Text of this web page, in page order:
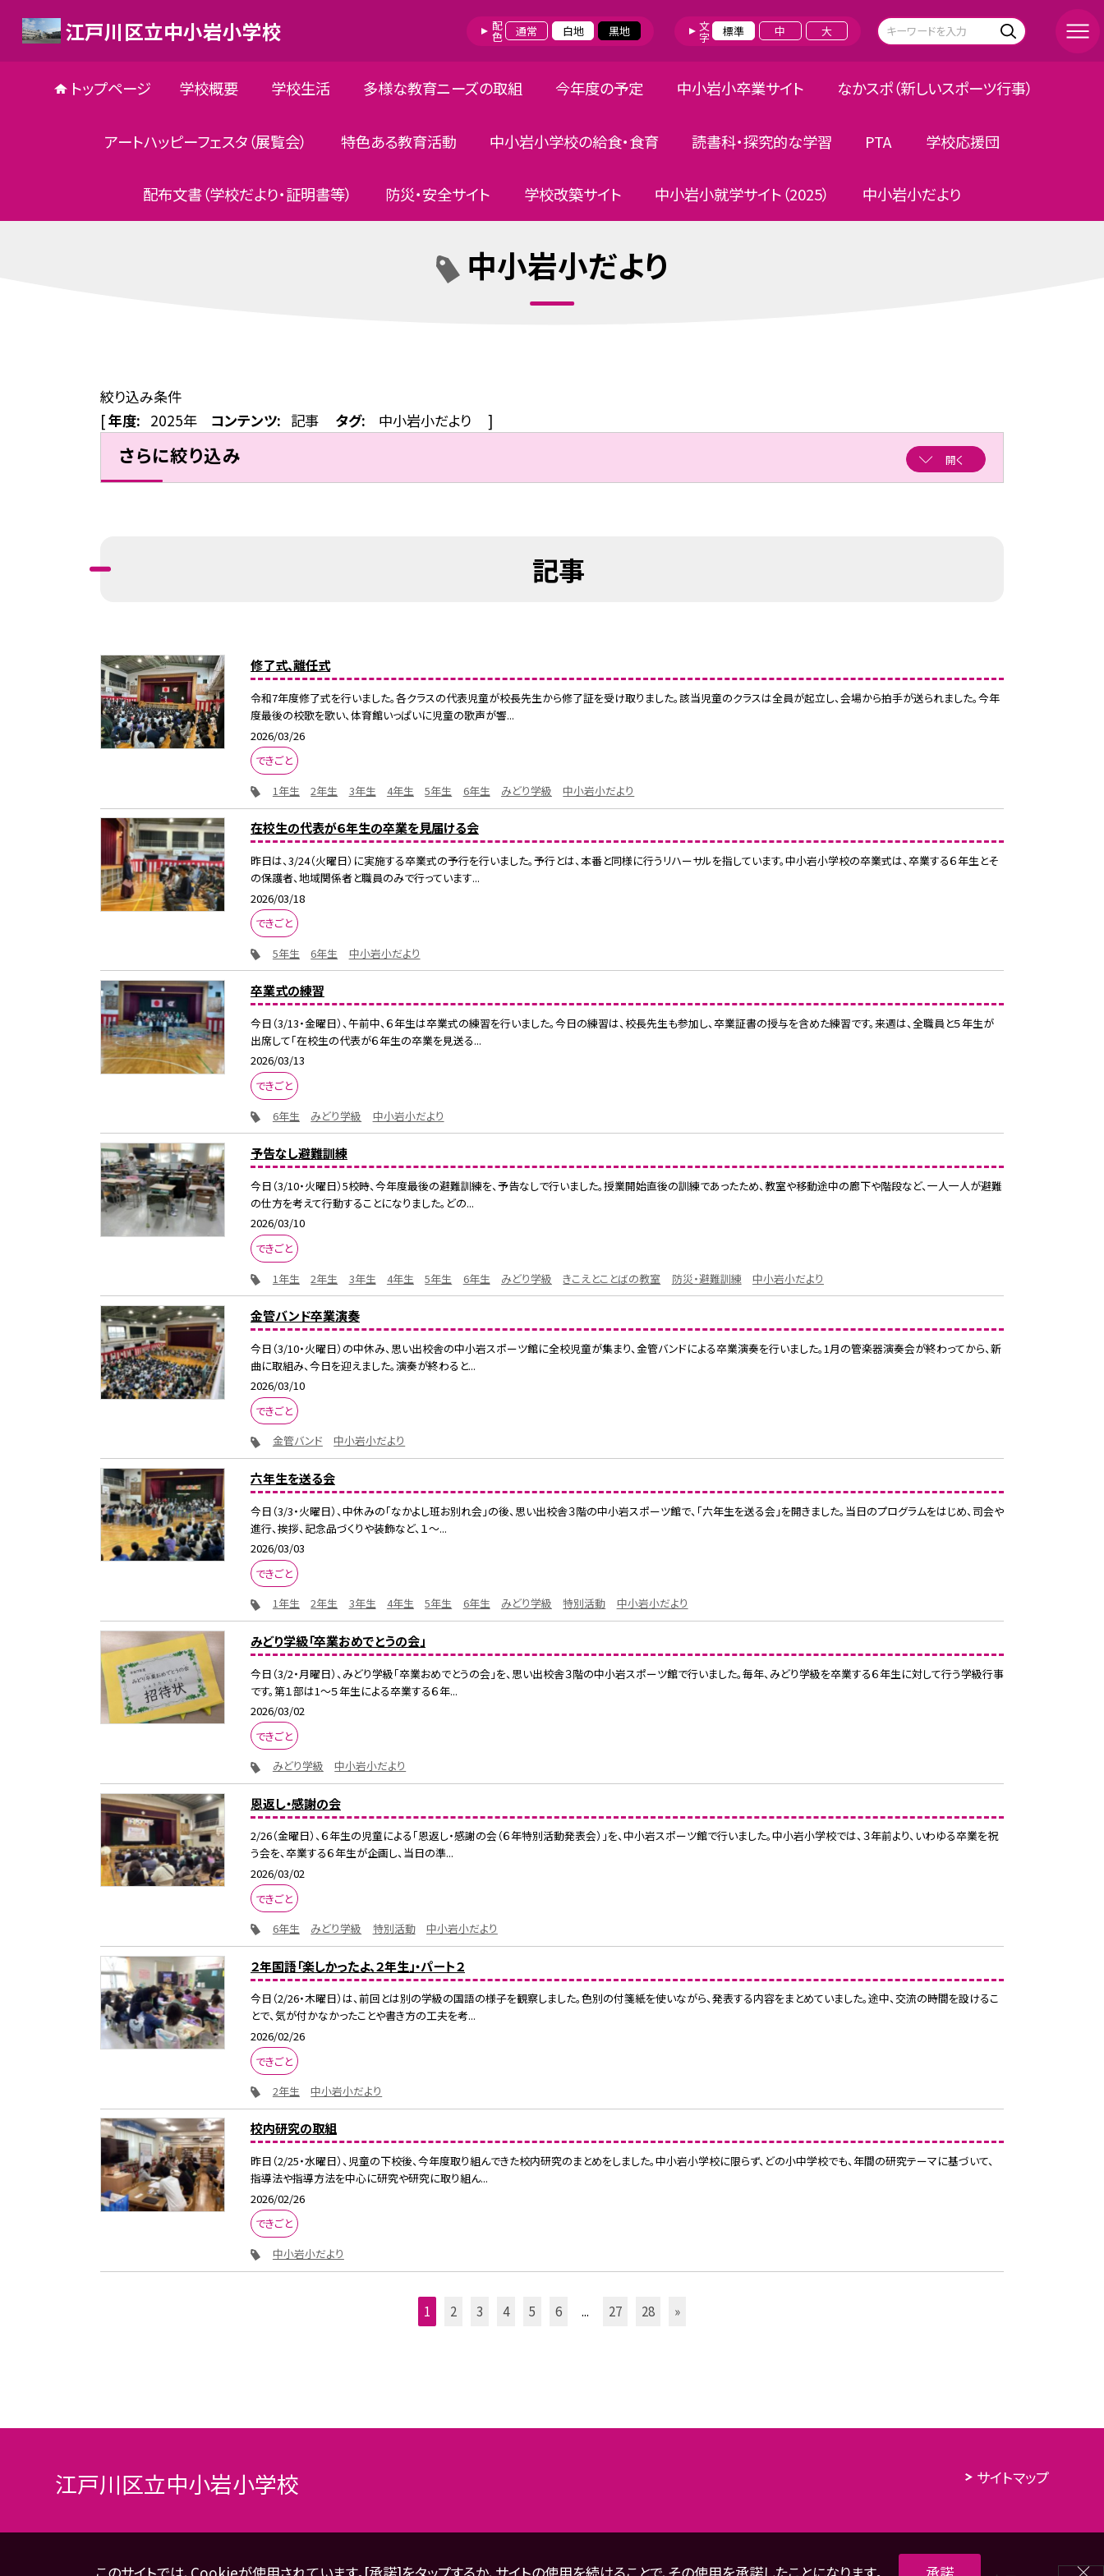
江戸川区立中小岩小学校 配色 通常 白地 黒地 文字 標準 中 大
トップページ 学校概要 学校生活 多様な教育ニーズの取組 今年度の予定 中小岩小卒業サイト なかスポ（新しいスポーツ行事）
アートハッピーフェスタ（展覧会） 特色ある教育活動 中小岩小学校の給食・食育 読書科・探究的な学習 PTA 学校応援団
配布文書（学校だより・証明書等） 防災・安全サイト 学校改築サイト 中小岩小就学サイト（2025） 中小岩小だより
中小岩小だより
絞り込み条件
[年度: 2025年 コンテンツ: 記事 タグ: 中小岩小だより ]
さらに絞り込み 開く
記事
修了式、離任式
令和7年度修了式を行いました。各クラスの代表児童が校長先生から修了証を受け取りました。該当児童のクラスは全員が起立し、会場から拍手が送られました。今年
度最後の校歌を歌い、体育館いっぱいに児童の歌声が響...
2026/03/26
できごと
1年生
2年生 3年生 4年生 5年生 6年生 みどり学級 中小岩小だより
在校生の代表が６年生の卒業を見届ける会
昨日は、3/24（火曜日）に実施する卒業式の予行を行いました。予行とは、本番と同様に行うリハーサルを指しています。中小岩小学校の卒業式は、卒業する６年生とそ
の保護者、地域関係者と職員のみで行っています...
2026/03/18
できごと
5年生
6年生 中小岩小だより
卒業式の練習
今日（3/13・金曜日）、午前中、６年生は卒業式の練習を行いました。今日の練習は、校長先生も参加し、卒業証書の授与を含めた練習です。来週は、全職員と５年生が
出席して「在校生の代表が６年生の卒業を見送る...
2026/03/13
できごと
6年生
みどり学級 中小岩小だより
予告なし避難訓練
今日（3/10・火曜日）5校時、今年度最後の避難訓練を、予告なしで行いました。授業開始直後の訓練であったため、教室や移動途中の廊下や階段など、一人一人が避難
の仕方を考えて行動することになりました。どの...
2026/03/10
できごと
1年生
2年生 3年生 4年生 5年生 6年生 みどり学級 きこえとことばの教室 防災・避難訓練 中小岩小だより
金管バンド卒業演奏
今日（3/10・火曜日）の中休み、思い出校舎の中小岩スポーツ館に全校児童が集まり、金管バンドによる卒業演奏を行いました。1月の管楽器演奏会が終わってから、新
曲に取組み、今日を迎えました。演奏が終わると...
2026/03/10
できごと
金管バンド
中小岩小だより
六年生を送る会
今日（3/3・火曜日）、中休みの「なかよし班お別れ会」の後、思い出校舎３階の中小岩スポーツ館で、「六年生を送る会」を開きました。当日のプログラムをはじめ、司会や
進行、挨拶、記念品づくりや装飾など、１〜...
2026/03/03
できごと
1年生
2年生 3年生 4年生 5年生 6年生 みどり学級 特別活動 中小岩小だより
みどり学級「卒業おめでとうの会」
今日（3/2・月曜日）、みどり学級「卒業おめでとうの会」を、思い出校舎３階の中小岩スポーツ館で行いました。毎年、みどり学級を卒業する６年生に対して行う学級行事
です。第１部は1〜５年生による卒業する６年...
2026/03/02
できごと
みどり学級
中小岩小だより
恩返し・感謝の会
2/26（金曜日）、６年生の児童による「恩返し・感謝の会（６年特別活動発表会）」を、中小岩スポーツ館で行いました。中小岩小学校では、３年前より、いわゆる卒業を祝
う会を、卒業する６年生が企画し、当日の準...
2026/03/02
できごと
6年生
みどり学級 特別活動 中小岩小だより
２年国語「楽しかったよ、２年生」・パート２
今日（2/26・木曜日）は、前回とは別の学級の国語の様子を観察しました。色別の付箋紙を使いながら、発表する内容をまとめていました。途中、交流の時間を設けるこ
とで、気が付かなかったことや書き方の工夫を考...
2026/02/26
できごと
2年生
中小岩小だより
校内研究の取組
昨日（2/25・水曜日）、児童の下校後、今年度取り組んできた校内研究のまとめをしました。中小岩小学校に限らず、どの小中学校でも、年間の研究テーマに基づいて、
指導法や指導方法を中心に研究や研究に取り組ん...
2026/02/26
できごと
中小岩小だより
1 2 3 4 5 6 ... 27 28 »
江戸川区立中小岩小学校 サイトマップ